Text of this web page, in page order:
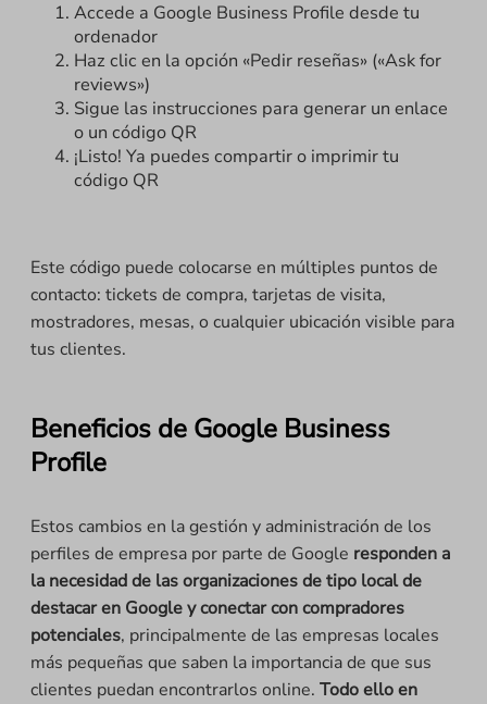
Accede a Google Business Profile desde tu
ordenador
Haz clic en la opción «Pedir reseñas» («Ask for
reviews»)
Sigue las instrucciones para generar un enlace
o un código QR
¡Listo! Ya puedes compartir o imprimir tu
código QR
Este código puede colocarse en múltiples puntos de
contacto: tickets de compra, tarjetas de visita,
mostradores, mesas, o cualquier ubicación visible para
tus clientes.
Beneficios de Google Business
Profile
Estos cambios en la gestión y administración de los
perfiles de empresa por parte de Google responden a
la necesidad de las organizaciones de tipo local de
destacar en Google y conectar con compradores
potenciales, principalmente de las empresas locales
más pequeñas que saben la importancia de que sus
clientes puedan encontrarlos online. Todo ello en